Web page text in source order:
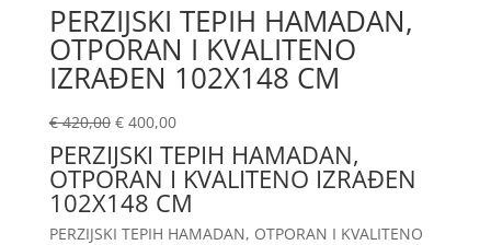
PERZIJSKI TEPIH HAMADAN,
OTPORAN I KVALITENO
IZRAĐEN 102X148 CM
€420,00 €400,00
PERZIJSKI TEPIH HAMADAN,
OTPORAN I KVALITENO IZRAĐEN
102X148 CM
PERZIJSKI TEPIH HAMADAN, OTPORAN I KVALITENO